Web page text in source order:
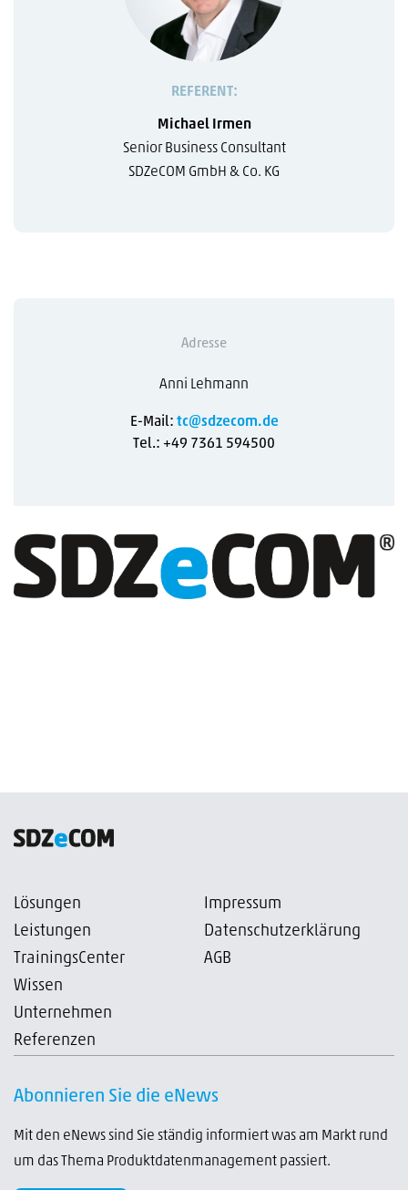
REFERENT:
Michael Irmen
Senior Business Consultant
SDZeCOM GmbH & Co. KG
Adresse
Anni Lehmann
E-Mail: tc@sdzecom.de
Tel.: +49 7361 594500
Lösungen
Leistungen
TrainingsCenter
Wissen
Unternehmen
Referenzen
Impressum
Datenschutzerklärung
AGB
Abonnieren Sie die eNews
Mit den eNews sind Sie ständig informiert was am Markt rund
um das Thema Produktdatenmanagement passiert.